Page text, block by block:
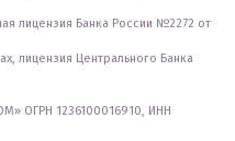
лицензия Банка России №2272 от
лицензия Центрального Банка
ОГРН 1236100016910, ИНН